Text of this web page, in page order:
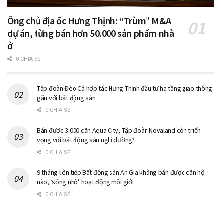
Ông chủ địa ốc Hưng Thịnh: “Trùm” M&A
dự án, từng bán hơn 50.000 sản phẩm nhà
ở
0 CHIA SẺ
Tập đoàn Đèo Cả hợp tác Hưng Thịnh đầu tư hạ tầng giao thông
gắn với bất động sản
0 CHIA SẺ
Bán được 3.000 căn Aqua City, Tập đoàn Novaland còn triển
vọng với bất động sản nghỉ dưỡng?
0 CHIA SẺ
9 tháng liên tiếp Bất động sản An Gia không bán được căn hộ
nào, ‘sống nhờ’ hoạt động môi giới
0 CHIA SẺ